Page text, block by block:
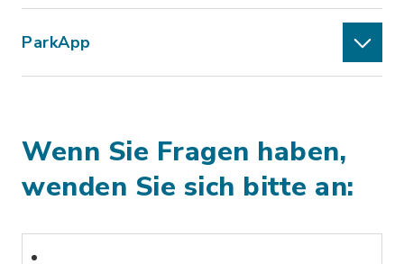
ParkApp
Wenn Sie Fragen haben,
wenden Sie sich bitte an: